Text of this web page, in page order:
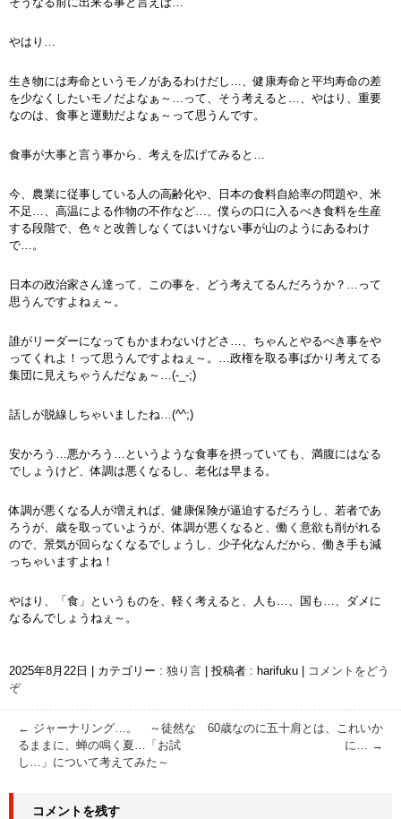
やはり…
生き物には寿命というモノがあるわけだし…、健康寿命と平均寿命の差
を少なくしたいモノだよなぁ～…って、そう考えると…、やはり、重要
なのは、食事と運動だよなぁ～って思うんです。
食事が大事と言う事から、考えを広げてみると…
今、農業に従事している人の高齢化や、日本の食料自給率の問題や、米
不足…、高温による作物の不作など…、僕らの口に入るべき食料を生産
する段階で、色々と改善しなくてはいけない事が山のようにあるわけ
で…。
日本の政治家さん達って、この事を、どう考えてるんだろうか？…って
思うんですよねぇ～。
誰がリーダーになってもかまわないけどさ…、ちゃんとやるべき事をや
ってくれよ！って思うんですよねぇ～。…政権を取る事ばかり考えてる
集団に見えちゃうんだなぁ～…(-_-;)
話しが脱線しちゃいましたね…(^^;)
安かろう…悪かろう…というような食事を摂っていても、満腹にはなる
でしょうけど、体調は悪くなるし、老化は早まる。
体調が悪くなる人が増えれば、健康保険が逼迫するだろうし、若者であ
ろうが、歳を取っていようが、体調が悪くなると、働く意欲も削がれる
ので、景気が回らなくなるでしょうし、少子化なんだから、働き手も減
っちゃいますよね！
やはり、「食」というものを、軽く考えると、人も…、国も…、ダメに
なるんでしょうねぇ～。
2025年8月22日 カテゴリー : 独り言 投稿者 : harifuku
コメントをどう
ぞ
← ジャーナリング…。 ～徒然な
るままに、蝉の鳴く夏…「お試
し…」について考えてみた～
60歳なのに五十肩とは、これいか
に… →
コメントを残す